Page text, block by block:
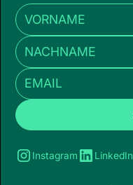
Instagram LinkedIn